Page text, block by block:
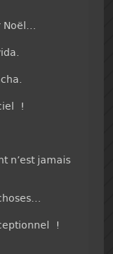
!
n’est jamais
!